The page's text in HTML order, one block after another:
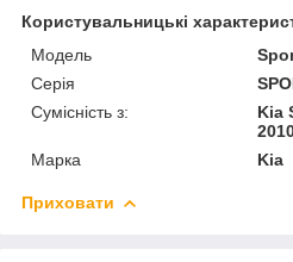
Користувальницькі
Модель
Серія
Сумісність з:
Kia
Марка
Kia
Приховати